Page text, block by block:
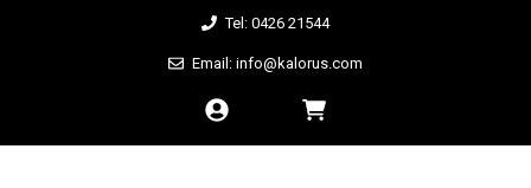
Tel: 0426 21544
Email: info@kalorus.com